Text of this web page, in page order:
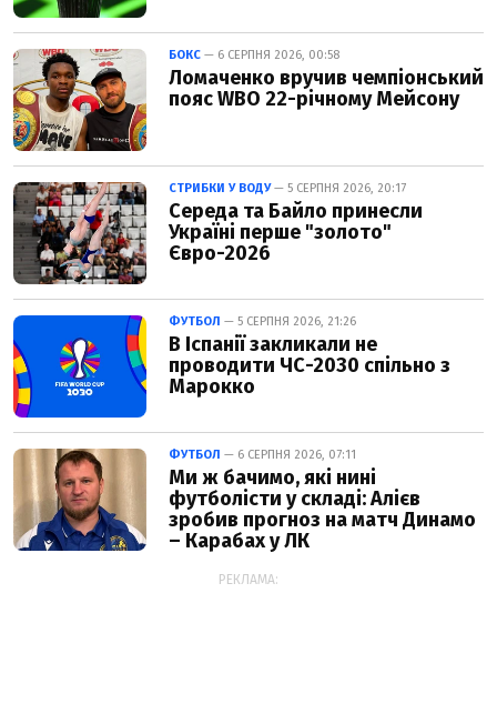
БОКС — 6 СЕРПНЯ 2026, 00:58
Ломаченко вручив чемпіонський
пояс WBO 22-річному Мейсону
СТРИБКИ У ВОДУ— 5 СЕРПНЯ 2026, 20:17
Середа та Байло принесли
Україні перше "золото"
Євро-2026
ФУТБОЛ — 5 СЕРПНЯ 2026, 21:26
В Іспанії закликали не
проводити ЧС-2030 спільно з
Марокко
ФУТБОЛ — 6 СЕРПНЯ 2026, 07:11
Ми ж бачимо, які нині
футболісти у складі: Алієв
зробив прогноз на матч Динамо
– Карабах у ЛК
РЕКЛАМА: